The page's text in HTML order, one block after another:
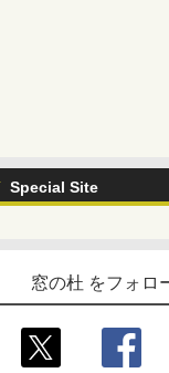
Special Site
窓の杜 をフォロ